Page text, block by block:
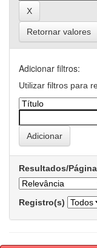
Retornar valores
Adicionar filtros:
Utilizar filtros para
Resultados/Página
Registro(s)